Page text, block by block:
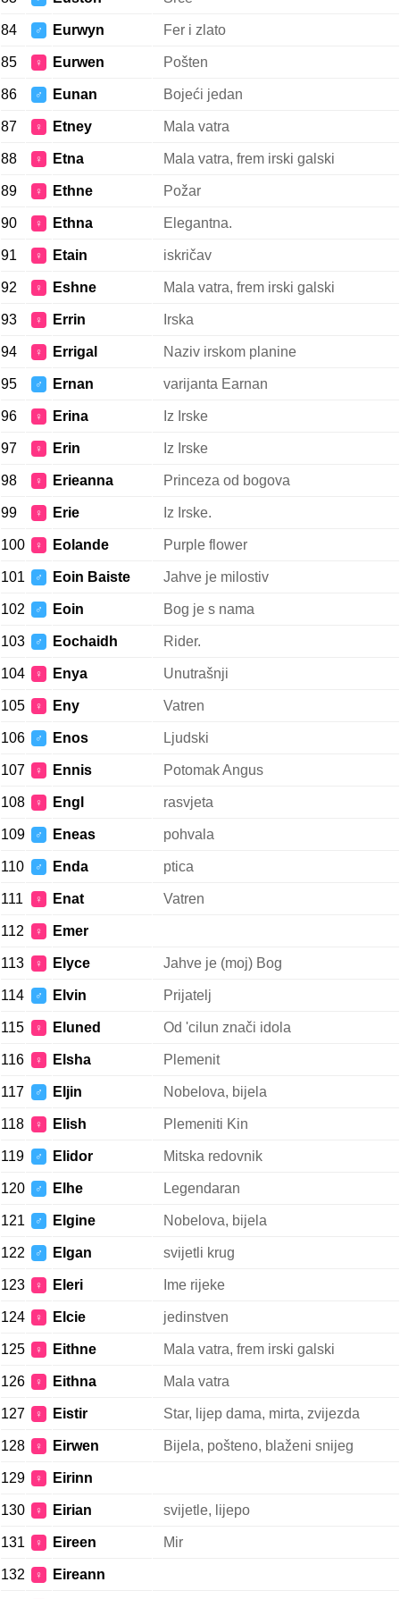
84 ♂ Eurwyn Fer i zlato
85 ♀ Eurwen Pošten
86 ♂ Eunan Bojeći jedan
87 ♀ Etney Mala vatra
88 ♀ Etna Mala vatra, frem irski galski
89 ♀ Ethne Požar
90 ♀ Ethna Elegantna.
91 ♀ Etain iskričav
92 ♀ Eshne Mala vatra, frem irski galski
93 ♀ Errin Irska
94 ♀ Errigal Naziv irskom planine
95 ♂ Ernan varijanta Earnan
96 ♀ Erina Iz Irske
97 ♀ Erin Iz Irske
98 ♀ Erieanna Princeza od bogova
99 ♀ Erie Iz Irske.
100 ♀ Eolande Purple flower
101 ♂ Eoin Baiste Jahve je milostiv
102 ♂ Eoin Bog je s nama
103 ♂ Eochaidh Rider.
104 ♀ Enya Unutrašnji
105 ♀ Eny Vatren
106 ♂ Enos Ljudski
107 ♀ Ennis Potomak Angus
108 ♀ Engl rasvjeta
109 ♂ Eneas pohvala
110 ♂ Enda ptica
111 ♀ Enat Vatren
112 ♀ Emer
113 ♀ Elyce Jahve je (moj) Bog
114 ♂ Elvin Prijatelj
115 ♀ Eluned Od 'cilun znači idola
116 ♀ Elsha Plemenit
117 ♂ Eljin Nobelova, bijela
118 ♀ Elish Plemeniti Kin
119 ♂ Elidor Mitska redovnik
120 ♂ Elhe Legendaran
121 ♂ Elgine Nobelova, bijela
122 ♂ Elgan svijetli krug
123 ♀ Eleri Ime rijeke
124 ♀ Elcie jedinstven
125 ♀ Eithne Mala vatra, frem irski galski
126 ♀ Eithna Mala vatra
127 ♀ Eistir Star, lijep dama, mirta, zvijezda
128 ♀ Eirwen Bijela, pošteno, blaženi snijeg
129 ♀ Eirinn
130 ♀ Eirian svijetle, lijepo
131 ♀ Eireen Mir
132 ♀ Eireann